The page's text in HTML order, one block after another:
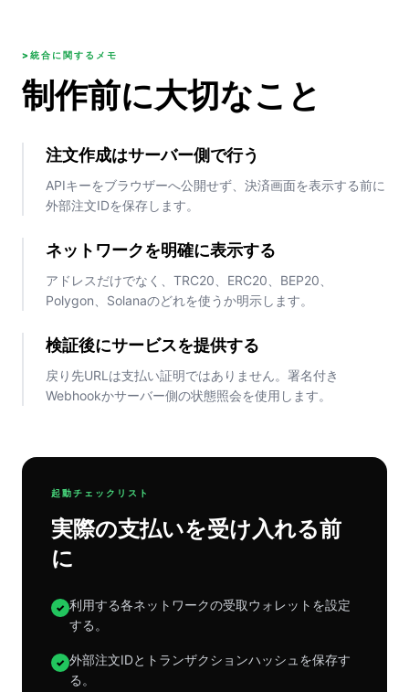
>統合に関するメモ
制作前に大切なこと
注文作成はサーバー側で行う
APIキーをブラウザーへ公開せず、決済画面を表示する前に
外部注文IDを保存します。
ネットワークを明確に表示する
アドレスだけでなく、TRC20、ERC20、BEP20、
Polygon、Solanaのどれを使うか明示します。
検証後にサービスを提供する
戻り先URLは支払い証明ではありません。署名付き
Webhookかサーバー側の状態照会を使用します。
起動チェックリスト
実際の支払いを受け入れる前
に
✓ 利用する各ネットワークの受取ウォレットを設定
する。
✓ 外部注文IDとトランザクションハッシュを保存す
る。